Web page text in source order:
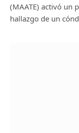
(MAATE) activó un
hallazgo de un